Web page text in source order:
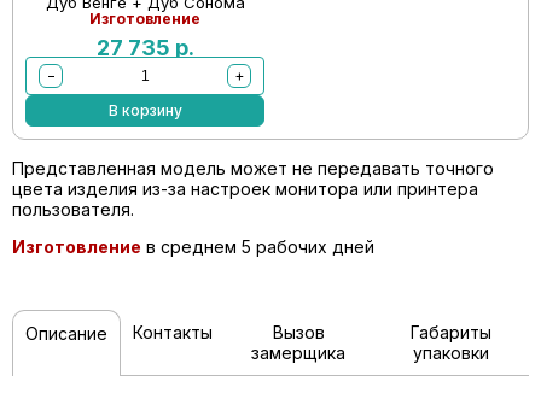
Изготовление
27 735 р.
−
+
В корзину
Представленная модель может не передавать точного
цвета изделия из-за настроек монитора или принтера
пользователя.
Изготовление в среднем 5 рабочих дней
Описание Контакты
Вызов
замерщика
Габариты
упаковки